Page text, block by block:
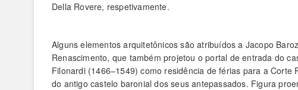
Della Rovere, respetivamente.
Alguns elementos arquitetônicos são atribuídos a Jacopo
Renascimento, que também projetou o portal de entrada do
Filonardi (1466–1549) como residência de férias para a
do antigo castelo baronial dos seus antepassados. Figura